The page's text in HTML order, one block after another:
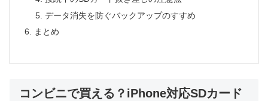
データ消失を防ぐバックアップのすすめ
まとめ
コンビニで買える？iPhone対応SDカード